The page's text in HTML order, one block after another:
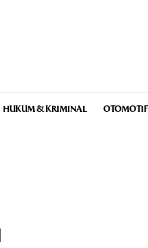
HUKUM & KRIMINAL OTOMOTIF